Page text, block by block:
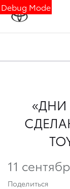
Debug Mode
11
Поделиться